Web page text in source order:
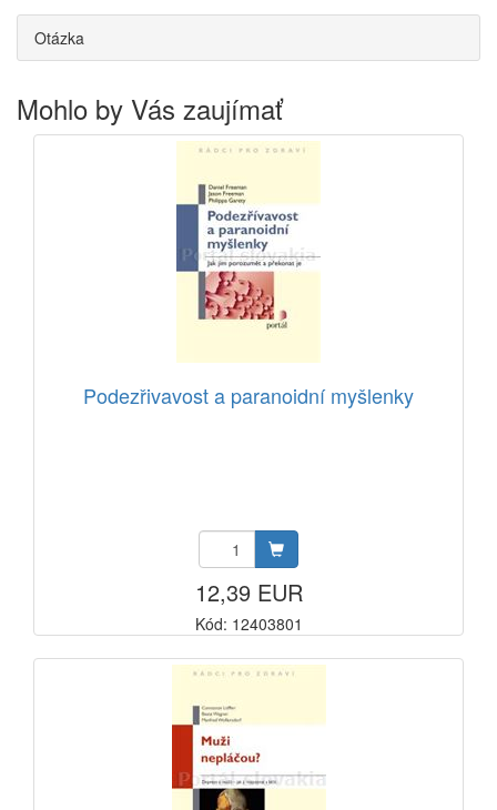
Otázka
Mohlo by Vás zaujímať
Podezřivavost a paranoidní myšlenky
12,39 EUR
Kód: 12403801